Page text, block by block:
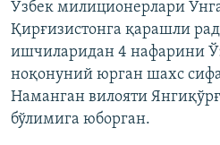
Ўзбек милиционерлари
Қирғизистонга қарашли
ишчиларидан 4 нафарини
ноқонуний юрган шахс
Наманган вилояти
бўлимига юборган.